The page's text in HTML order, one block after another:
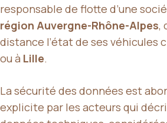
responsable de flotte d’une
région Auvergne-Rhône-Alpes,
distance l’état de ses véhicules
ou à Lille.
La sécurité des données est
explicite par les acteurs qui